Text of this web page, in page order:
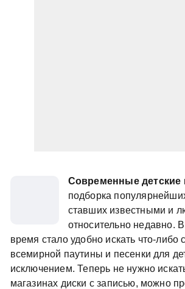
Современные детские
подборка
ставших известными и
относительно недавно.
время стало удобно искать что-
всемирной паутины и песенки для
исключением. Теперь не нужно
магазинах диски с записью, можно